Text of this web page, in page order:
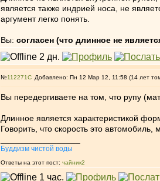
является также индрией носа, не
аргумент легко понять.
Вы: согласен (что длинное не
№112271 Добавлено: Пн 12 Мар 12, 11:58 (14 лет
Вы передергиваете на том, что рупу
Длинное является характеристикой
Говорить, что скорость это
Буддизм чистой воды
Ответы на этот пост: чайник2